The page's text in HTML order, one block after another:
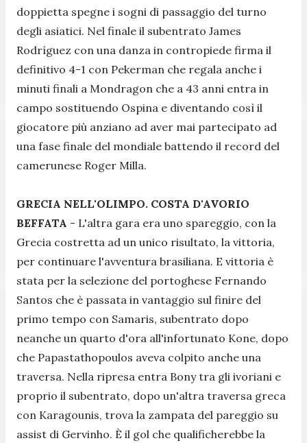
doppietta spegne i sogni di passaggio del turno
degli asiatici. Nel finale il subentrato James
Rodríguez con una danza in contropiede firma il
definitivo 4-1 con Pekerman che regala anche i
minuti finali a Mondragon che a 43 anni entra in
campo sostituendo Ospina e diventando così il
giocatore più anziano ad aver mai partecipato ad
una fase finale del mondiale battendo il record del
camerunese Roger Milla.
GRECIA NELL'OLIMPO. COSTA D'AVORIO
BEFFATA - L'altra gara era uno spareggio, con la
Grecia costretta ad un unico risultato, la vittoria,
per continuare l'avventura brasiliana. E vittoria è
stata per la selezione del portoghese Fernando
Santos che è passata in vantaggio sul finire del
primo tempo con Samaris, subentrato dopo
neanche un quarto d'ora all'infortunato Kone, dopo
che Papastathopoulos aveva colpito anche una
traversa. Nella ripresa entra Bony tra gli ivoriani e
proprio il subentrato, dopo un'altra traversa greca
con Karagounis, trova la zampata del pareggio su
assist di Gervinho. È il gol che qualificherebbe la